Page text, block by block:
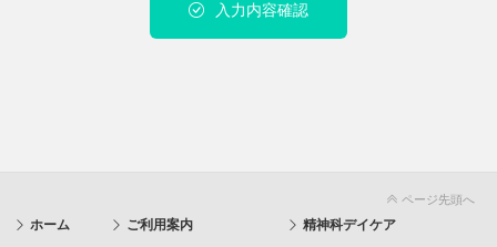
入力内容確認
ページ先頭へ
ホーム
ご利用案内
精神科デイケア